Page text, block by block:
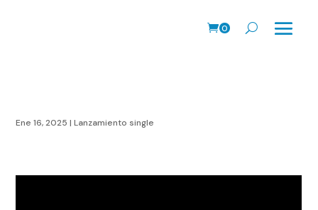
0
Ene 16, 2025 |Lanzamiento single